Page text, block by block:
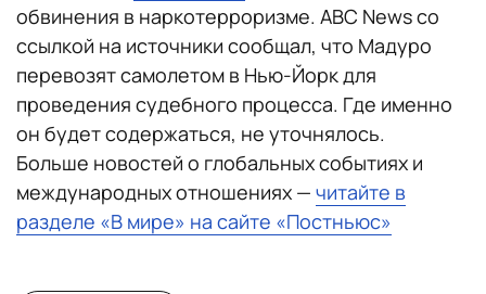
обвинения в наркотерроризме. ABC News со
ссылкой на источники сообщал, что Мадуро
перевозят самолетом в Нью-Йорк для
проведения судебного процесса. Где именно
он будет содержаться, не уточнялось.
Больше новостей о глобальных событиях и
международных отношениях — читайте в
разделе «В мире» на сайте «Постньюс»